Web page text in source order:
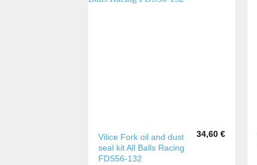
Vilice Fork oil and dust
seal kit All Balls Racing
FDS56-132
34,60€